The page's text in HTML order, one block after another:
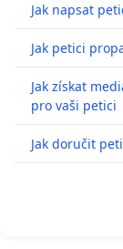
Jak napsat
Jak petici
Jak získat
pro vaši petici
Jak doručit